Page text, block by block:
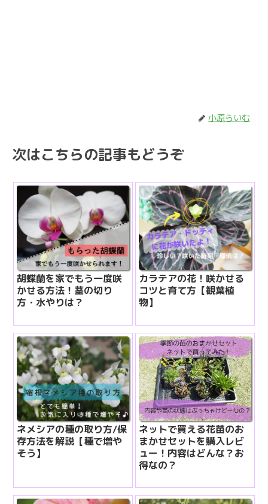
小原らいむ
次はこちらの記事もどうぞ
胡蝶蘭を家でもう一度咲
かせる方法！茎の切り
方・水やりは？
カラテアの花！咲かせる
コツと育て方【観葉植
物】
ネメシアの種の取り方/保
存方法を解説【種で増や
そう】
ネットで買える花苗のお
まかせセットを購入レビ
ュー！内容はどんな？お
得なの？